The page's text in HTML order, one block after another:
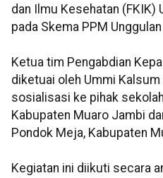
dan Ilmu Kesehatan (FKIK)
pada Skema PPM
Ketua tim Pengabdian
diketuai oleh Ummi
sosialisasi ke pihak
Kabupaten Muaro Jambi
Pondok Meja, Kabupaten
Kegiatan ini diikuti secara